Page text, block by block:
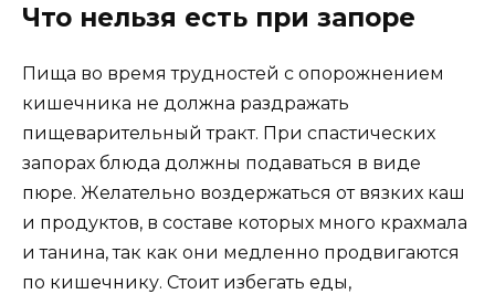
Что нельзя есть при запоре
Пища во время трудностей с опорожнением
кишечника не должна раздражать
пищеварительный тракт. При спастических
запорах блюда должны подаваться в виде
пюре. Желательно воздержаться от вязких каш
и продуктов, в составе которых много крахмала
и танина, так как они медленно продвигаются
по кишечнику. Стоит избегать еды,